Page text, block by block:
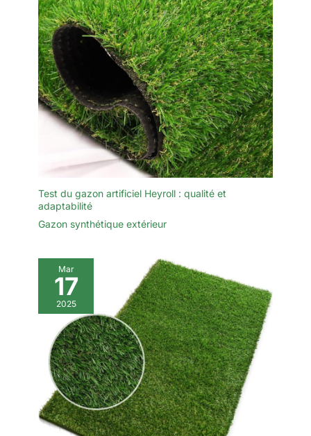
Test du gazon artificiel Heyroll : qualité et
adaptabilité
Gazon synthétique extérieur
Mar
17
2025